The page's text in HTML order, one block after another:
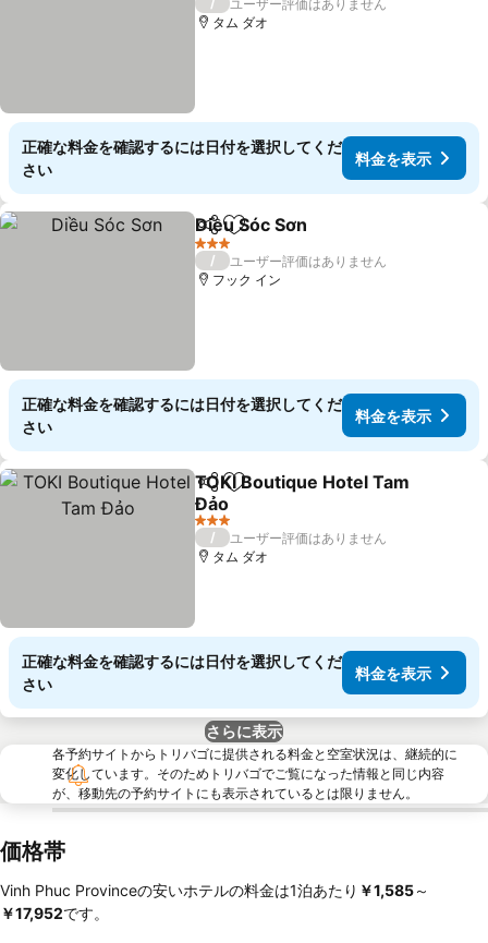
ユーザー評価はありません
タム ダオ
正確な料金を確認するには日付を選択してくだ
さい
料金を表示
シェアお気に入りに追加
Diều Sóc Sơn
3 ホテルのランク
/
ユーザー評価はありません
フック イン
正確な料金を確認するには日付を選択してくだ
さい
料金を表示
シェアお気に入りに追加
TOKI Boutique Hotel Tam
Đảo
料金を表示
3 ホテルのランク
/
ユーザー評価はありません
タム ダオ
正確な料金を確認するには日付を選択してくだ
さい
料金を表示
さらに表示
各予約サイトからトリバゴに提供される料金と空室状況は、継続的に
変化しています。そのためトリバゴでご覧になった情報と同じ内容
が、移動先の予約サイトにも表示されているとは限りません。
価格帯
Vinh Phuc Provinceの安いホテルの料金は1泊あたり ‎￥1,585～
￥17,952です。